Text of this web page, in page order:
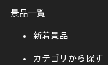
景品一覧
新着景品
カテゴリから探す